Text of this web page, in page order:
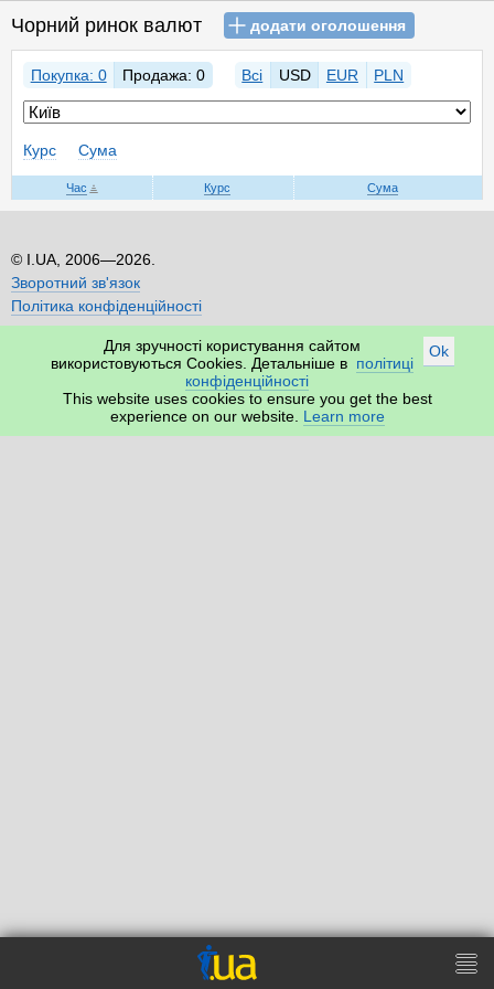
Чорний ринок валют додати оголошення
Покупка: 0 Продажа: 0 Всі USD EUR PLN
Курс Сума
Час Курс Сума
I.UA, 2006—2026.
Зворотний зв'язок
Політика конфіденційності
Ok
Для зручності користування сайтом
використовуються Cookies. Детальніше в політиці
конфіденційності
This website uses cookies to ensure you get the best
experience on our website. Learn more